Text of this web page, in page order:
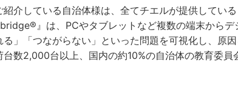
介している自治体様は、全てチエルが提供してい
』は、PCやタブレットなど複数の端末から
る」「つながらない」といった問題を可視化し、原
台数2,000台以上、国内の約10%の自治体の教育委